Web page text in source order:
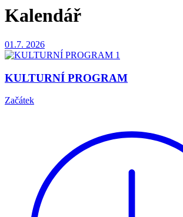
Kalendář
01.7. 2026
KULTURNÍ PROGRAM
Začátek